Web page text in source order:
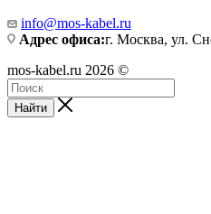
info@mos-kabel.ru
Адрес офиса:г. Москва, ул.
mos-kabel.ru 2026 ©
Найти